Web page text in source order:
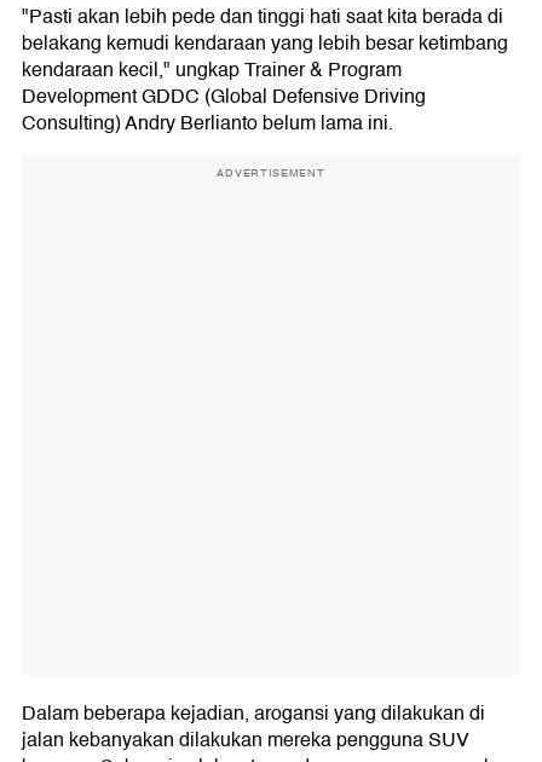
"Pasti akan lebih pede dan tinggi hati saat kita berada di
belakang kemudi kendaraan yang lebih besar ketimbang
kendaraan kecil," ungkap Trainer & Program
Development GDDC (Global Defensive Driving
Consulting) Andry Berlianto belum lama ini.
ADVERTISEMENT
Dalam beberapa kejadian, arogansi yang dilakukan di
jalan kebanyakan dilakukan mereka pengguna SUV